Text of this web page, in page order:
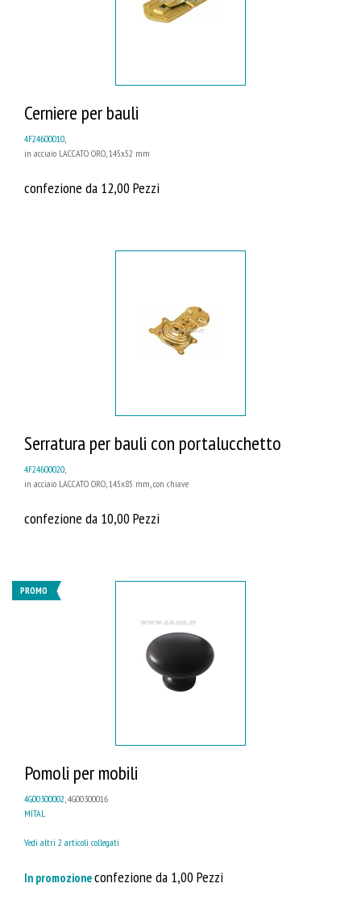
Cerniere per bauli
4F24600010,
in acciaio LACCATO ORO, 145x52 mm
confezione da 12,00 Pezzi
Serratura per bauli con portalucchetto
4F24600020
in acciaio LACCATO ORO, 145x85 mm, con chiave
confezione da 10,00 Pezzi
PROMO
Pomoli per mobili
4G00300002, 4G00300016
MITAL
Vedi altri 2 articoli collegati
In promozioneconfezione da 1,00 Pezzi